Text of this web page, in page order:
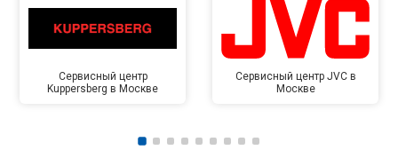
Сервисный центр
Kuppersberg в Москве
Сервисный центр JVC в
Москве